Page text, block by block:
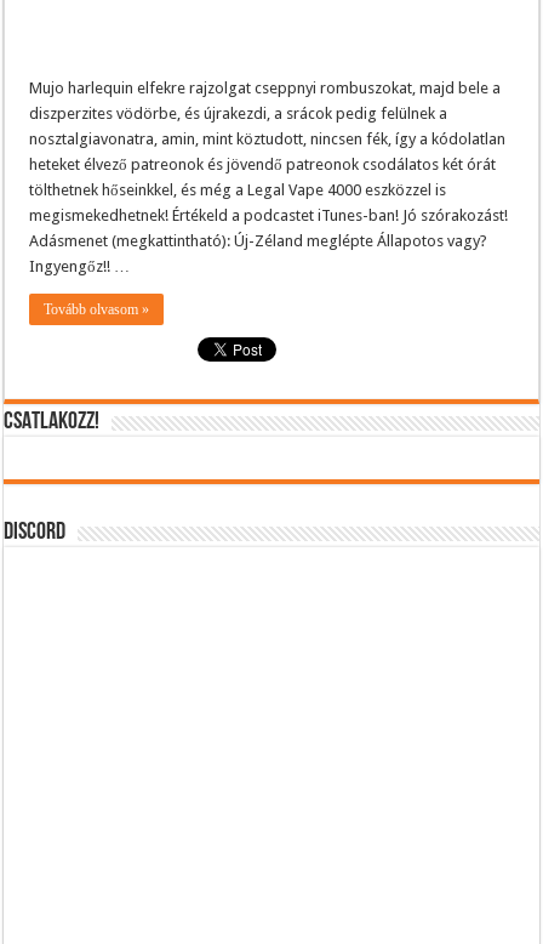
Mujo harlequin elfekre rajzolgat cseppnyi rombuszokat, majd bele a
diszperzites vödörbe, és újrakezdi, a srácok pedig felülnek a
nosztalgiavonatra, amin, mint köztudott, nincsen fék, így a kódolatlan
heteket élvező patreonok és jövendő patreonok csodálatos két órát
tölthetnek hőseinkkel, és még a Legal Vape 4000 eszközzel is
megismekedhetnek! Értékeld a podcastet iTunes-ban! Jó szórakozást!
Adásmenet (megkattintható): Új-Zéland meglépte Állapotos vagy?
Ingyengőz!! …
Tovább olvasom »
CSATLAKOZZ!
DISCORD